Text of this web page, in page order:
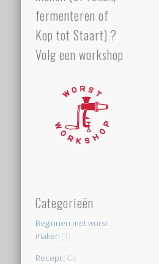
fermenteren of
Kop tot Staart) ?
Volg een workshop
Categorieën
Beginnen met worst
maken (1)
Recept(42)